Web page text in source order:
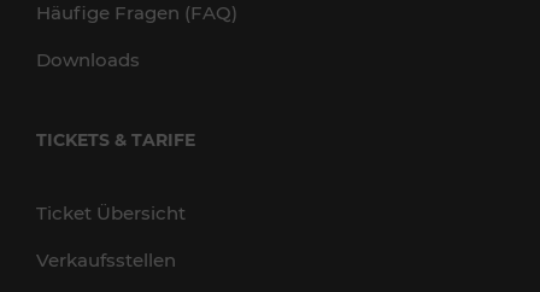
Häufige Fragen (FAQ)
Downloads
TICKETS & TARIFE
Ticket Übersicht
Verkaufsstellen